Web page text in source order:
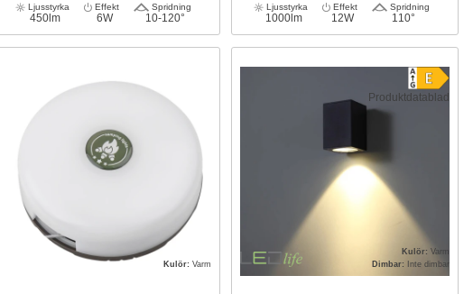
Ljusstyrka
450lm
Effekt
6W
Spridning
10-120°
Ljusstyrka
1000lm
Effekt
12W
Spridning
110°
Kulör: Varm
Produktdatablad
Kulör: Varm
Dimbar: Inte dimbar